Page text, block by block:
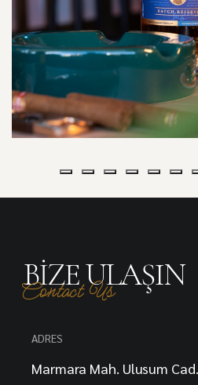
BIZE ULAŞIN
Contact Us
ADRES
Marmara Mah. Ulusum